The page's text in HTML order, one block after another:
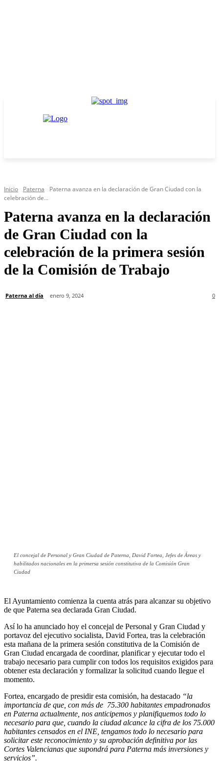
Inicio Paterna
Paterna avanza en la declaración de Gran Ciudad con la
celebración de...
Paterna avanza en la declaración
de Gran Ciudad con la
celebración de la primera sesión
de la Comisión de Trabajo
Paterna al día enero 9, 2024 0
El concejal de Personal y Gran Ciudad de Paterna, David Fortea, Jefes de Áreas y
habilitados nacionales en la primersa sesión constitutiva de la Comisión Gran
Ciudad
El Ayuntamiento comienza la cuenta atrás para alcanzar su objetivo
de que Paterna sea declarada Gran Ciudad.
Así lo ha anunciado hoy el concejal de Personal y Gran Ciudad y
portavoz del ejecutivo socialista, David Fortea, tras la celebración
esta mañana de la primera sesión constitutiva de la Comisión de
Gran Ciudad encargada de coordinar, planificar y ejecutar todo el
trabajo necesario para cumplir con todos los requisitos exigidos para
obtener esta declaración y formalizar la solicitud cuando llegue el
momento.
Fortea, encargado de presidir esta comisión, ha destacado “la
importancia de que, con más de 75.300 habitantes empadronados
en Paterna actualmente, nos anticipemos y planifiquemos todo lo
necesario para que, cuando la ciudad alcance la cifra de los 75.000
habitantes censados en el INE, tengamos todo lo necesario para
solicitar este reconocimiento y su aprobación definitiva por las
Cortes Valencianas que supondrá para Paterna más inversiones y
servicios”.